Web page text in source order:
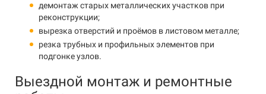
демонтаж старых металлических участков при
реконструкции;
вырезка отверстий и проёмов в листовом металле;
резка трубных и профильных элементов при
подгонке узлов.
Выездной монтаж и ремонтные